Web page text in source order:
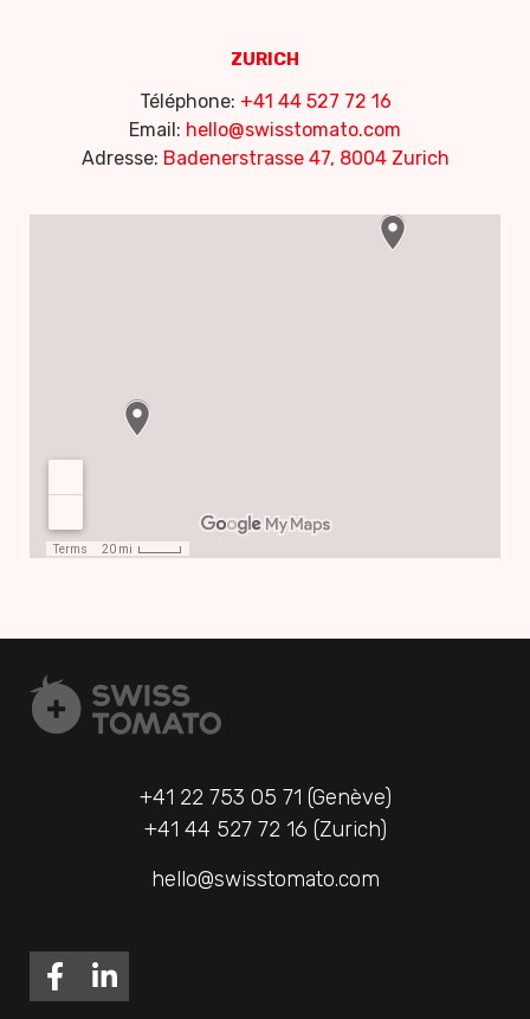
ZURICH
Téléphone: +41 44 527 72 16
Email: hello@swisstomato.com
Adresse: Badenerstrasse 47, 8004 Zurich
+41 22 753 05 71 (Genève)
+41 44 527 72 16 (Zurich)
hello@swisstomato.com